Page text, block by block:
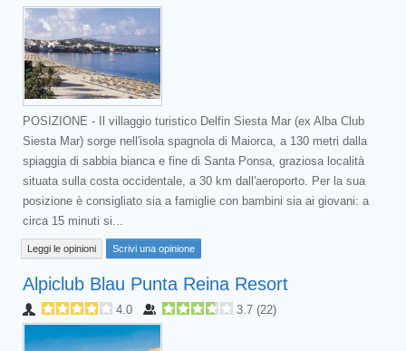
POSIZIONE - Il villaggio turistico Delfin Siesta Mar (ex Alba Club
Siesta Mar) sorge nell'isola spagnola di Maiorca, a 130 metri dalla
spiaggia di sabbia bianca e fine di Santa Ponsa, graziosa località
situata sulla costa occidentale, a 30 km dall'aeroporto. Per la sua
posizione è consigliato sia a famiglie con bambini sia ai giovani: a
circa 15 minuti si...
Leggi le opinioni Scrivi una opinione
Alpiclub Blau Punta Reina Resort
4.0 3.7 (22)